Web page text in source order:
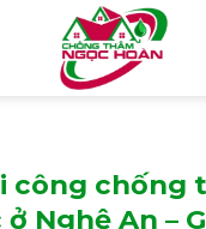
công chống
Nghệ An –